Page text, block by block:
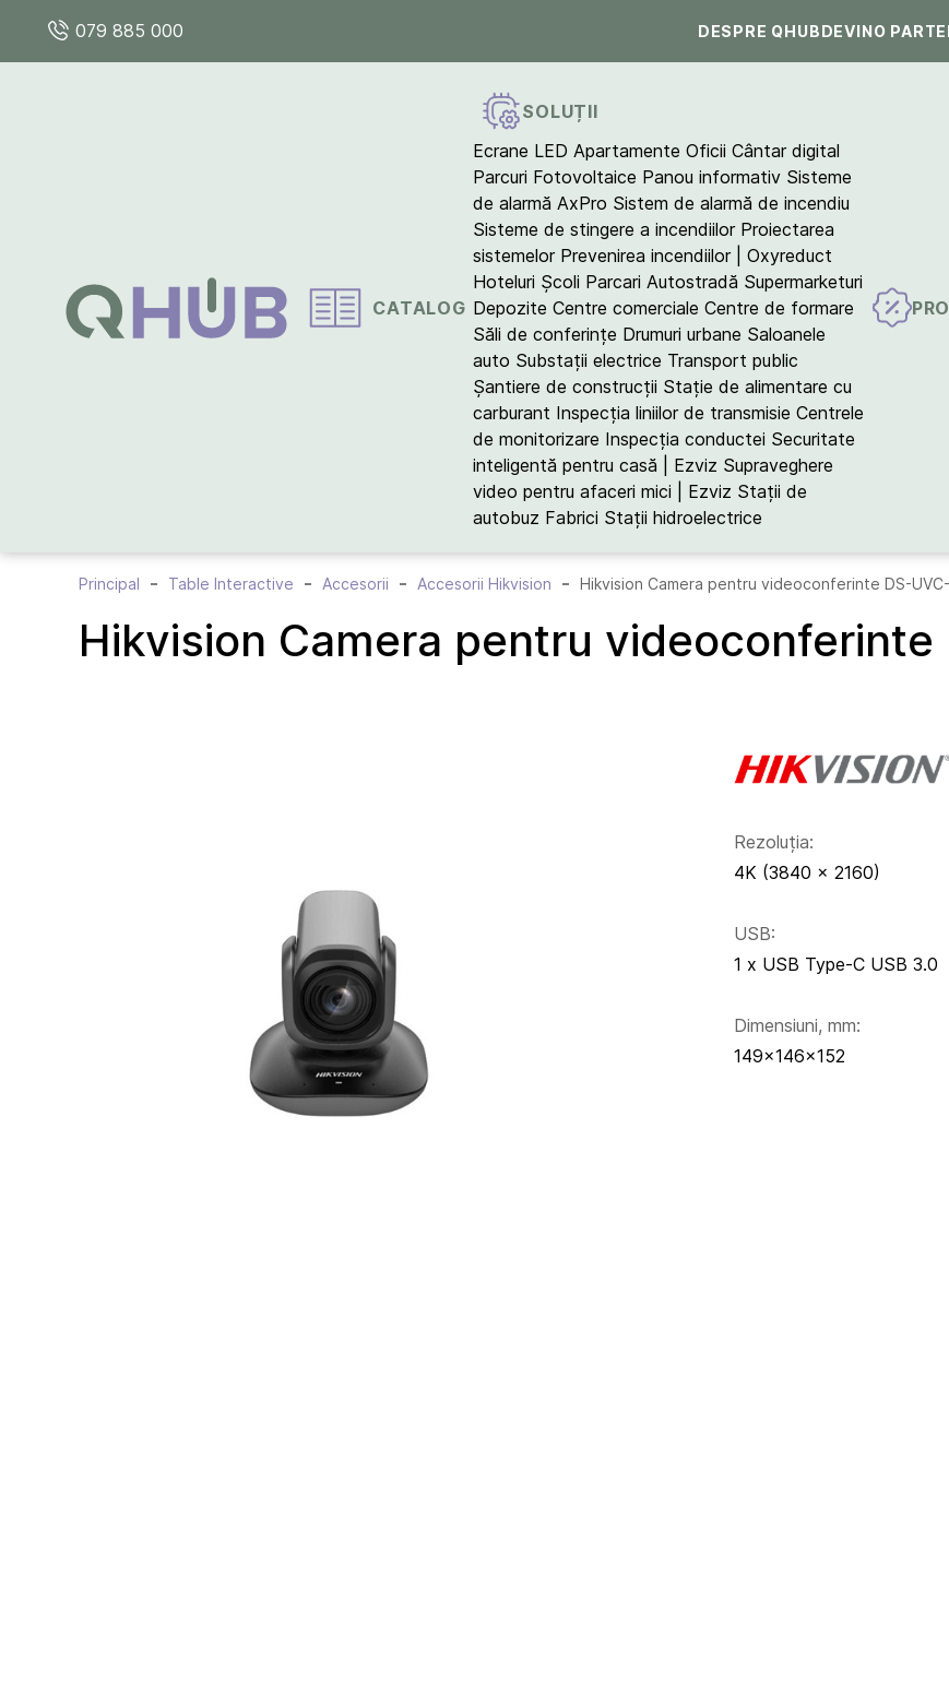
079 885 000 DESPRE QHUBDEVINO
CATALOG
SOLUȚII
Ecrane LED Apartamente Oficii Cântar digital
Parcuri Fotovoltaice Panou informativ Sisteme
de alarmă AxPro Sistem de alarmă de incendiu
Sisteme de stingere a incendiilor Proiectarea
sistemelor Prevenirea incendiilor | Oxyreduct
Hoteluri Școli Parcari Autostradă Supermarketuri
Depozite Centre comerciale Centre de formare
Săli de conferințe Drumuri urbane Saloanele
auto Substații electrice Transport public
Șantiere de construcții Stație de alimentare cu
carburant Inspecția liniilor de transmisie Centrele
de monitorizare Inspecția conductei Securitate
inteligentă pentru casă | Ezviz Supraveghere
video pentru afaceri mici | Ezviz Stații de
autobuz Fabrici Stații hidroelectrice
Principal Table Interactive Accesorii Accesorii Hikvision Hikvision Camera pentru videoconferinte DS-
Hikvision Camera pentru videoconferinte
Rezoluția:
4K (3840 × 2160)
USB:
1 х USB Type-C USB 3.0
Dimensiuni, mm:
149×146×152